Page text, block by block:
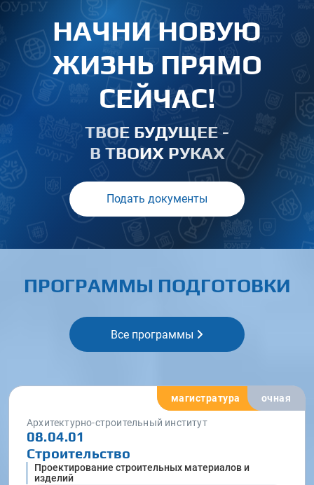
НАЧНИ НОВУЮ
ЖИЗНЬ ПРЯМО
СЕЙЧАС!
ТВОЕ БУДУЩЕЕ -
В ТВОИХ РУКАХ
Подать документы
ПРОГРАММЫ ПОДГОТОВКИ
Все программы
магистратура очная
Архитектурно-строительный институт
08.04.01
Строительство
Проектирование строительных материалов и
изделий